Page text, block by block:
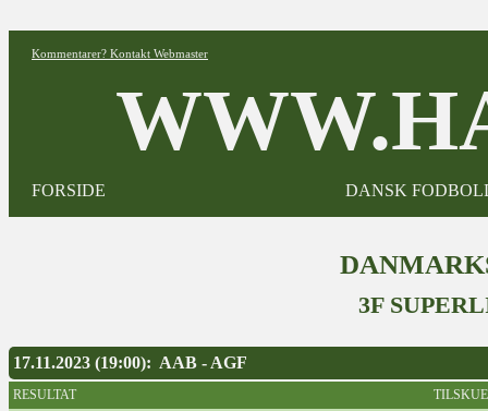
Kommentarer? Kontakt Webmaster
FORSIDE DANSK
3F
17.11.2023 (19:00): AAB - AGF
RESULTAT